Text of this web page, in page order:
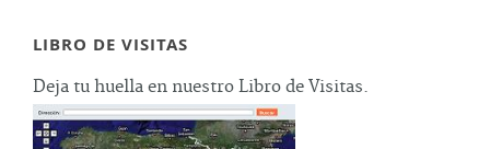
LIBRO DE VISITAS
Deja tu huella en nuestro Libro de Visitas.